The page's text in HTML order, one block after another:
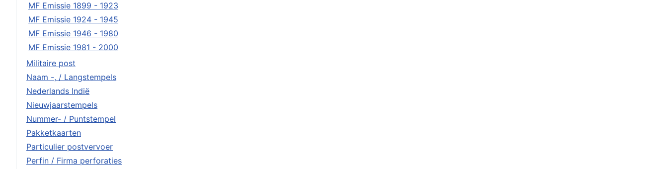
MF Emissie 1899 - 1923
MF Emissie 1924 - 1945
MF Emissie 1946 - 1980
MF Emissie 1981 - 2000
Militaire post
Naam -, / Langstempels
Nederlands Indië
Nieuwjaarstempels
Nummer- / Puntstempel
Pakketkaarten
Particulier postvervoer
Perfin / Firma perforaties